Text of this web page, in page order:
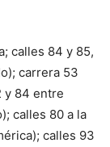
calles 84 y 85,
carrera 53
y 84 entre
calles 80 a la
calles 93